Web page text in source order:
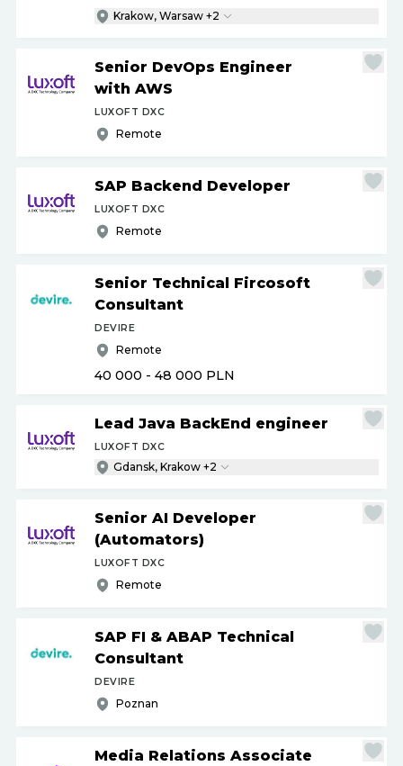
Krakow, Warsaw +2
Senior DevOps Engineer
with AWS
LUXOFT DXC
Remote
SAP Backend Developer
LUXOFT DXC
Remote
Senior Technical Fircosoft
Consultant
DEVIRE
Remote
40 000 - 48 000 PLN
Lead Java BackEnd engineer
LUXOFT DXC
Gdansk, Krakow +2
Senior AI Developer
(Automators)
LUXOFT DXC
Remote
SAP FI & ABAP Technical
Consultant
DEVIRE
Poznan
Media Relations Associate